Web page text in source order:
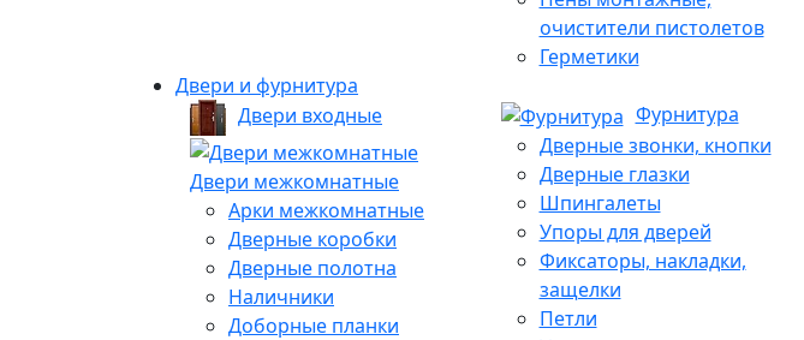
очистители пистолетов
Герметики
Двери и фурнитура
Двери входные
Двери межкомнатные
Арки межкомнатные
Дверные коробки
Дверные полотна
Наличники
Доборные планки
Фурнитура
Дверные звонки, кнопки
Дверные глазки
Шпингалеты
Упоры для дверей
Фиксаторы, накладки,
защелки
Петли